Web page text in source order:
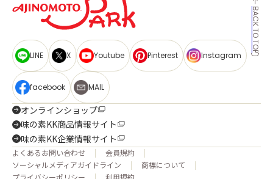
BACK TO TOP
LINE X Youtube Pinterest Instagram
facebook MAIL
オンラインショップ
味の素KK商品情報サイト
味の素KK企業情報サイト
よくあるお問い合わせ
会員規約
ソーシャルメディアガイドライン
商標について